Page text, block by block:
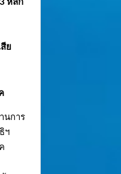
ย
นการ
ฯ